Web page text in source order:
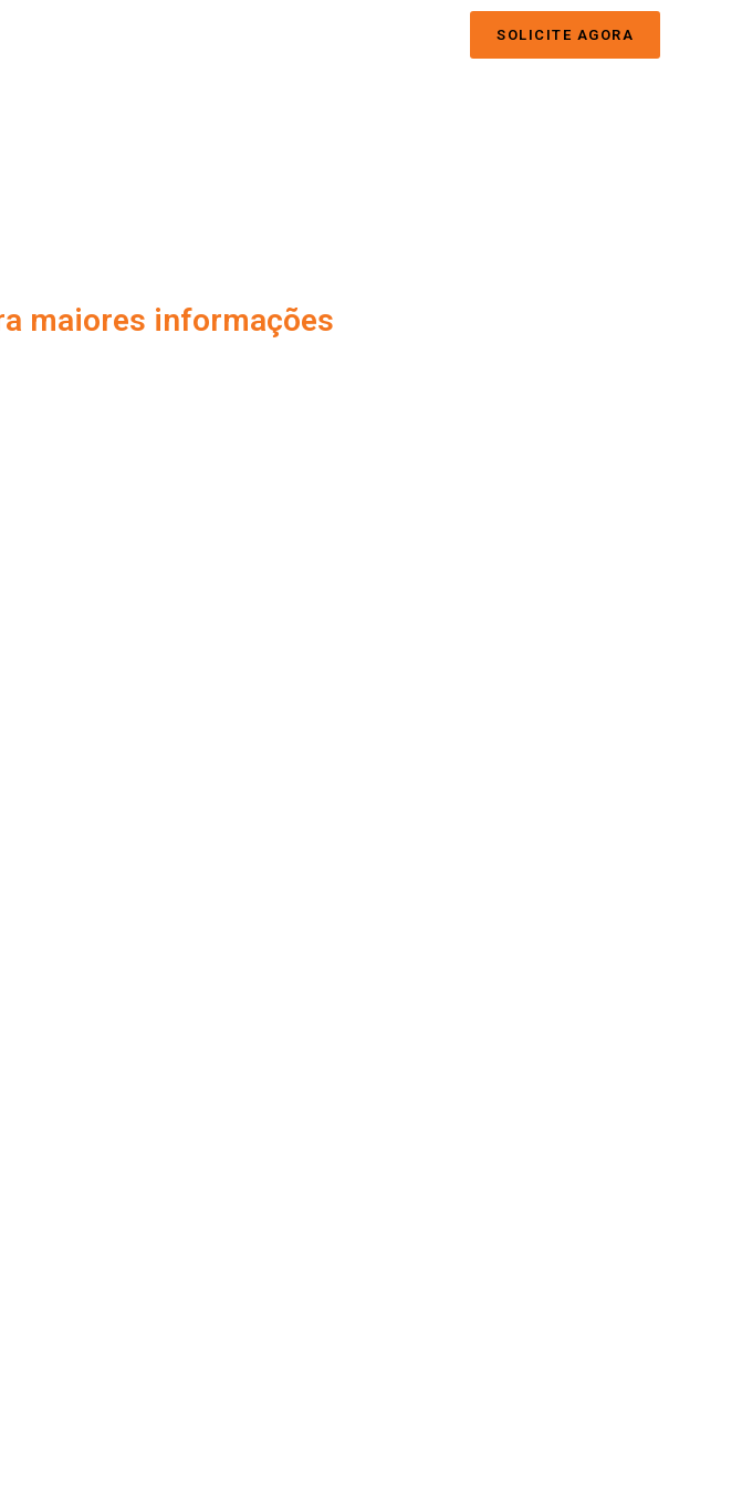
SOLICITE AGORA
maiores informações